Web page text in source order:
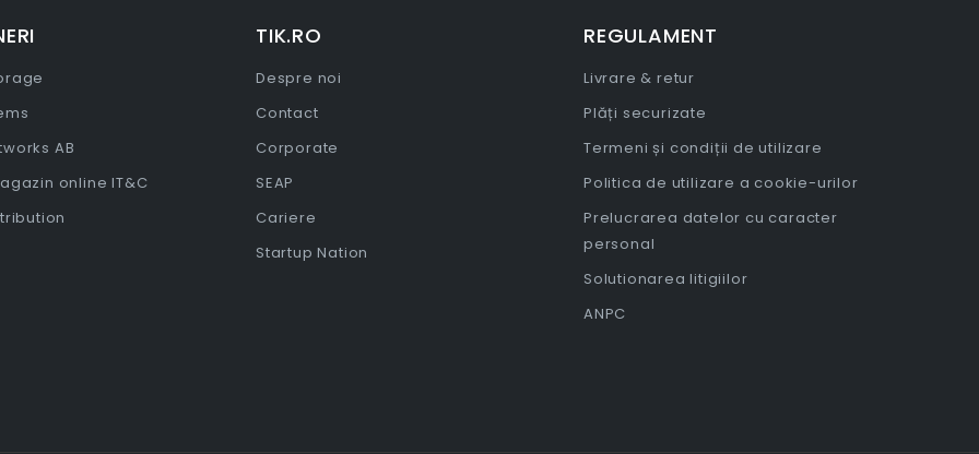
AB
online IT&C
TIK.RO
Despre noi
Contact
Corporate
SEAP
Cariere
Startup Nation
REGULAMENT
Livrare & retur
Plăți securizate
Termeni și condiții de utilizare
Politica de utilizare a cookie-urilor
Prelucrarea datelor cu caracter
personal
Solutionarea litigiilor
ANPC